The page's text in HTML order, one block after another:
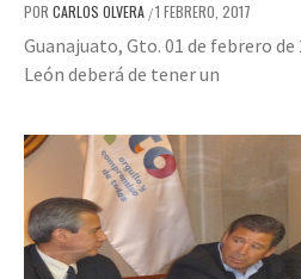
POR CARLOS OLVERA /1 FEBRERO, 2017
Guanajuato, Gto. 01 de febrero
León deberá de tener un